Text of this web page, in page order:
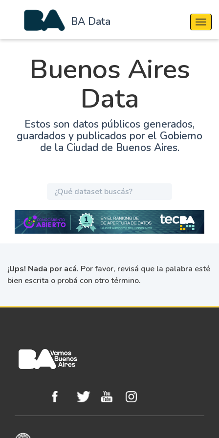
BA Data
Buenos Aires
Data
Estos son datos públicos generados,
guardados y publicados por el Gobierno
de la Ciudad de Buenos Aires.
¡Ups! Nada por acá. Por favor, revisá que la palabra esté
bien escrita o probá con otro término.